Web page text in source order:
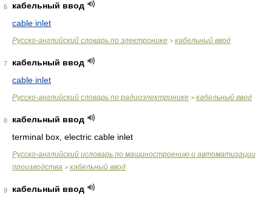
6
кабельный ввод
cable inlet
Русско-английский словарь по электронике > кабельный ввод
7
кабельный ввод
cable inlet
Русско-английский словарь по радиоэлектронике > кабельный ввод
8
кабельный ввод
terminal box, electric cable inlet
Русско-английский исловарь по машиностроению и автоматизации
производства > кабельный ввод
9
кабельный ввод